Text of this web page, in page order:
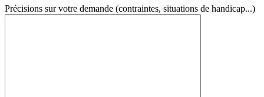
Précisions sur votre demande (contraintes, situations de handicap...)